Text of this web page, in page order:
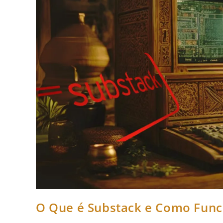
O Que é Substack e Como